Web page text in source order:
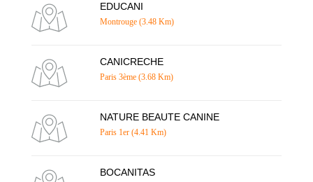
EDUCANI
Montrouge (3.48 Km)
CANICRECHE
Paris 3ème (3.68 Km)
NATURE BEAUTE CANINE
Paris 1er (4.41 Km)
BOCANITAS